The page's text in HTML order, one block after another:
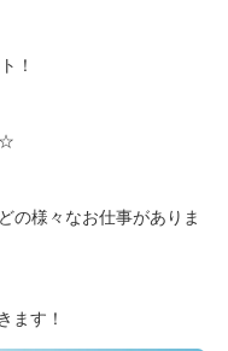
！
の様々なお仕事がありま
ます！